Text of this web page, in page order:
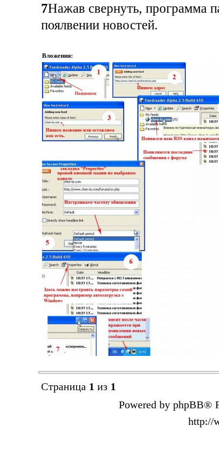
7Нажав свернуть, программа
поялвении новостей.
Вложения:
Страница 1 из 1
Powered by phpBB®
http://